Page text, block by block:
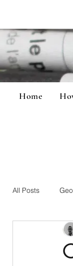
Home
All Posts